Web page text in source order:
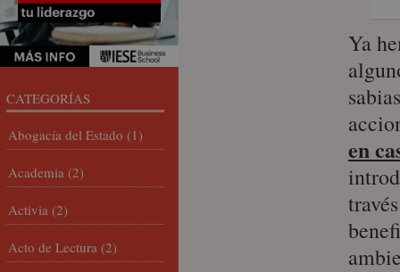
Ya
en
CATEGORÍAS
Abogacía del Estado (1)
Academia (2)
Activia (2)
Acto de Lectura (2)